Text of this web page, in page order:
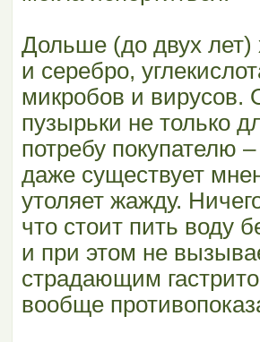
Дольше (до двух лет)
и серебро,
микробов и вирусов.
пузырьки не только
потребу покупателю
даже существует
утоляет жажду.
что стоит пить воду
и при этом не
страдающим
вообще